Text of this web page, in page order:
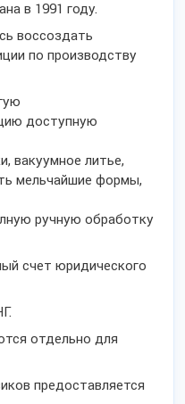
в 1991 году.
воссоздать
по производству
доступную
вакуумное литье,
мельчайшие формы,
ручную обработку
счет юридического
отдельно для
предоставляется